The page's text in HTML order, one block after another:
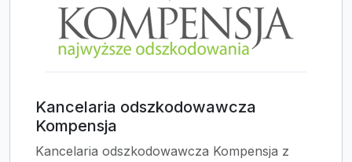
Kancelaria odszkodowawcza
Kompensja
Kancelaria odszkodowawcza Kompensja z